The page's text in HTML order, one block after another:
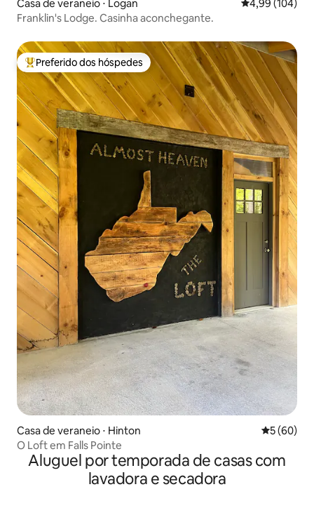
Casa de veraneio ⋅ Logan 4,99 de uma
4,99 (104)
Franklin's Lodge. Casinha aconchegante.
Entre os melhores preferidos dos hóspedes
Preferido dos hóspedes
Casa de veraneio ⋅ Hinton 5 de uma
5 (60)
O Loft em Falls Pointe
Aluguel por temporada de casas com
lavadora e secadora